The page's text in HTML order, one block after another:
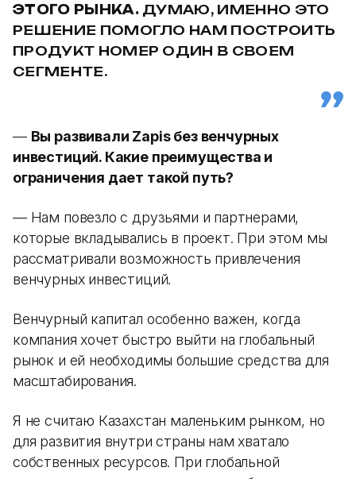
ЭТОГО РЫНКА. ДУМАЮ, ИМЕННО ЭТО
РЕШЕНИЕ ПОМОГЛО НАМ ПОСТРОИТЬ
ПРОДУКТ НОМЕР ОДИН В СВОЕМ
СЕГМЕНТЕ.
— Вы развивали Zapis без венчурных
инвестиций. Какие преимущества и
ограничения дает такой путь?
— Нам повезло с друзьями и партнерами,
которые вкладывались в проект. При этом мы
рассматривали возможность привлечения
венчурных инвестиций.
Венчурный капитал особенно важен, когда
компания хочет быстро выйти на глобальный
рынок и ей необходимы большие средства для
масштабирования.
Я не считаю Казахстан маленьким рынком, но
для развития внутри страны нам хватало
собственных ресурсов. При глобальной